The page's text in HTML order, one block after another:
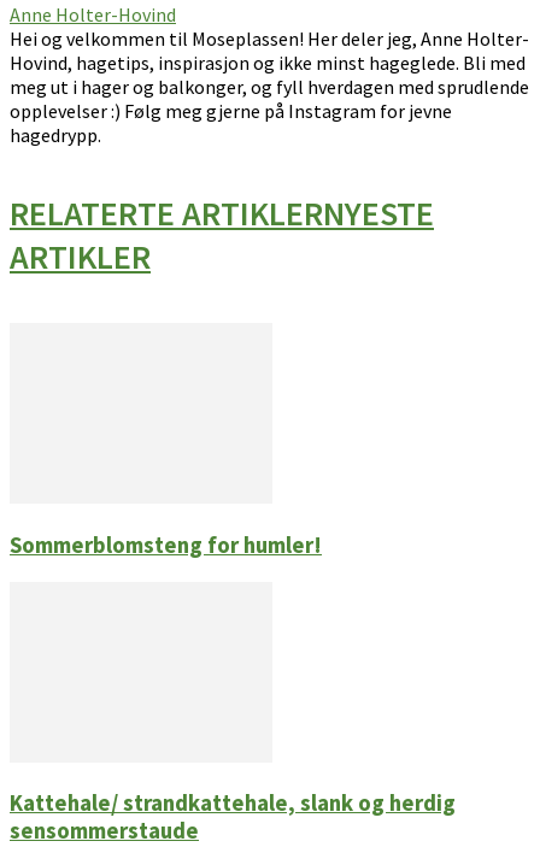
Anne Holter-Hovind
Hei og velkommen til Moseplassen! Her deler jeg, Anne Holter-
Hovind, hagetips, inspirasjon og ikke minst hageglede. Bli med
meg ut i hager og balkonger, og fyll hverdagen med sprudlende
opplevelser :) Følg meg gjerne på Instagram for jevne
hagedrypp.
RELATERTE ARTIKLERNYESTE
ARTIKLER
Sommerblomsteng for humler!
Kattehale/ strandkattehale, slank og herdig
sensommerstaude